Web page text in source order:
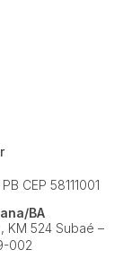
CEP 58111001
BA
KM 524Subaé –
002